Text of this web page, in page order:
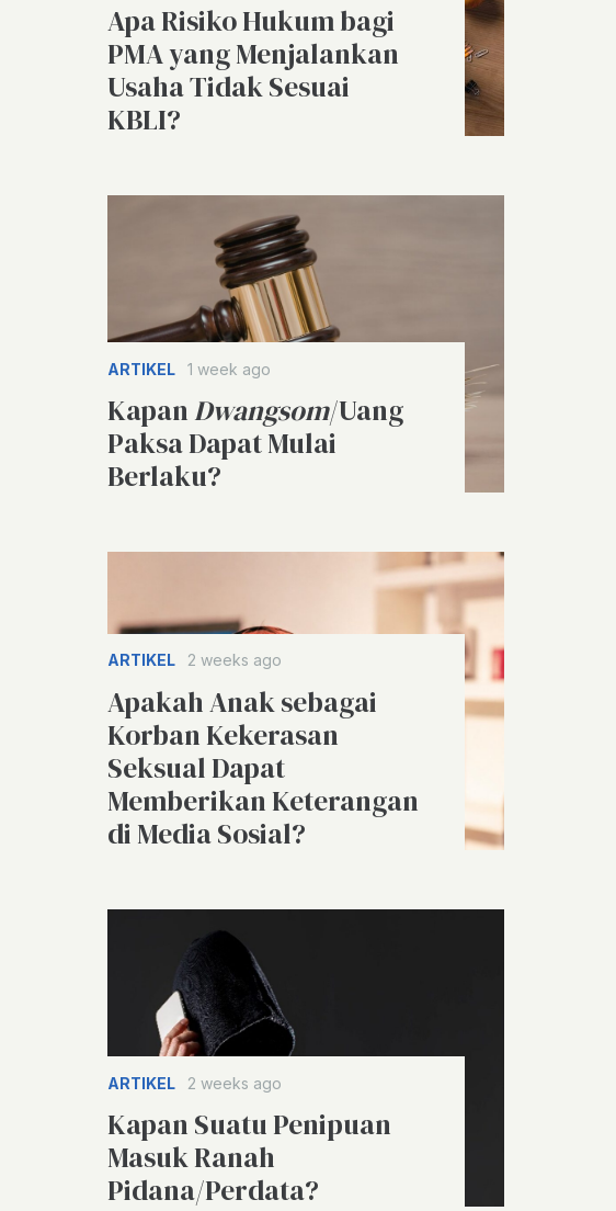
Apa Risiko Hukum bagi
PMA yang Menjalankan
Usaha Tidak Sesuai
KBLI?
ARTIKEL 1 week ago
KapanDwangsom/Uang
Paksa Dapat Mulai
Berlaku?
ARTIKEL 2 weeks ago
Apakah Anak sebagai
Korban Kekerasan
Seksual Dapat
Memberikan Keterangan
di Media Sosial?
ARTIKEL 2 weeks ago
Kapan Suatu Penipuan
Masuk Ranah
Pidana/Perdata?